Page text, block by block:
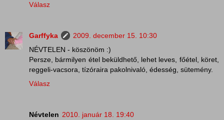
Válasz
Garffyka
2009. december 15. 10:30
NÉVTELEN - köszönöm :)
Persze, bármilyen étel beküldhető, lehet leves, főétel, köret,
reggeli-vacsora, tízóraira pakolnivaló, édesség, sütemény.
Válasz
Névtelen 2010. január 18. 19:40